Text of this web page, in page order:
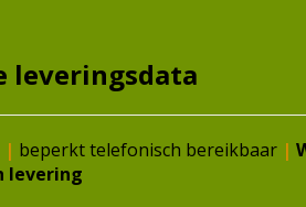
donderdag 8, vrijdag
donderdag 22,
donderdag 5, vrijdag
donderdag 19,
donderdag 5, vrijdag
donderdag 19,
donderdag 2, vrijdag
leveringsdata
| beperkt telefonisch bereikbaar |
levering